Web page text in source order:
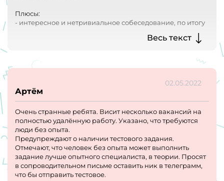
Плюсы:
- интересное и нетривиальное собеседование, по итогу
дружный и заботливый коллектив, в который так и
- если ты джун и поскорее хочешь начать решать боевые
задачи, а не просиживать штаны за никому ненужной
работой, то тут тебя этим обеспечат по полной
- есть много классных процессов, каждый отдел
занимается своим делом и работа между отделами
налажена достаточно неплохо
Минусы:
1) Колоссальные переработки
- Очень коварный момент, о котором тебе дают знать
уже на первом этапе собеса в вопросе "как вы
Весь текст
02.05.2022
Артём
Очень странные ребята. Висит несколько вакансий на
полностью удалённую работу. Указано, что требуются
люди без опыта.
Предупреждают о наличии тестового задания.
Отмечают, что человек без опыта может выполнить
задание лучше опытного специалиста, в теории. Просят
в сопроводительном письме оставить ник в телеграмм,
что бы отправить тестовое.